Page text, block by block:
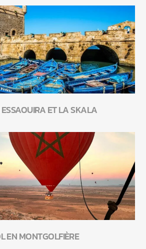
ET LA SKALA
EN MONTGOLFIÈRE